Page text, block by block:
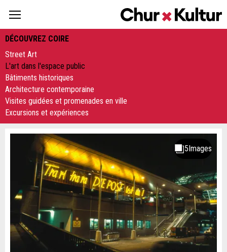
DÉCOUVREZ COIRE
Street Art
L'art dans l'espace public
Bâtiments historiques
Architecture contemporaine
Visites guidées et promenades en ville
Excursions et expériences